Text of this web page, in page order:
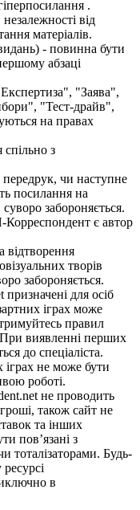
.
від
матеріалів.
- повинна бути
абзаці
"Заява",
"Тест-драйв",
на правах
з
передрук, чи наступне
посилання на
забороняється.
Корреспондент є автор
відтворення
творів
забороняється.
для осіб
іграх може
правил
При виявленні перших
до спеціаліста.
іграх не може бути
роботі.
не проводить
гроші, також сайт не
та інших
пов’язані з
тоталізаторами. Будь-
в